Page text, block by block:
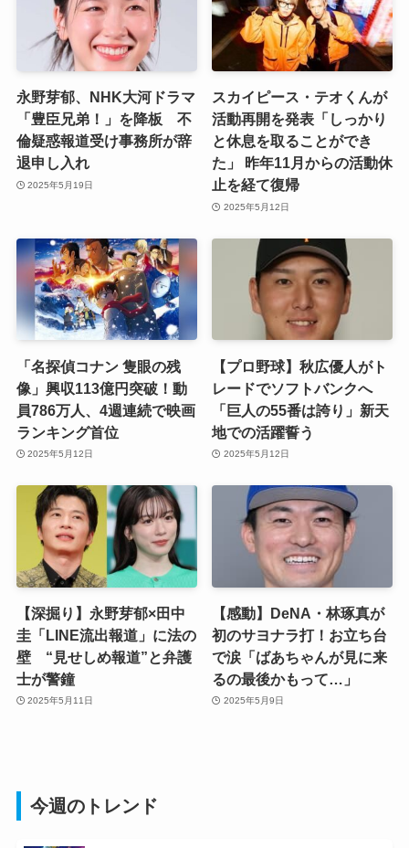
永野芽郁、NHK大河ドラマ
「豊臣兄弟！」を降板 不
倫疑惑報道受け事務所が辞
退申し入れ
2025年5月19日
スカイピース・テオくんが
活動再開を発表「しっかり
と休息を取ることができ
た」 昨年11月からの活動休
止を経て復帰
2025年5月12日
「名探偵コナン 隻眼の残
像」興収113億円突破！動
員786万人、4週連続で映画
ランキング首位
2025年5月12日
【プロ野球】秋広優人がト
レードでソフトバンクへ
「巨人の55番は誇り」新天
地での活躍誓う
2025年5月12日
【深掘り】永野芽郁×田中
圭「LINE流出報道」に法の
壁 “見せしめ報道”と弁護
士が警鐘
2025年5月11日
【感動】DeNA・林琢真が
初のサヨナラ打！お立ち台
で涙「ばあちゃんが見に来
るの最後かもって…」
2025年5月9日
今週のトレンド